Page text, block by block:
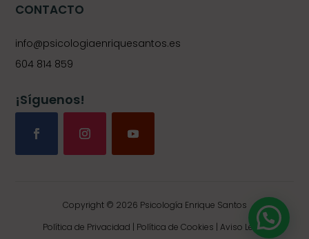
CONTACTO
info@psicologiaenriquesantos.es
604 814 859
¡Síguenos!
Copyright © 2026 Psicología Enrique Santos
Política de Privacidad | Política de Cookies | Aviso Legal